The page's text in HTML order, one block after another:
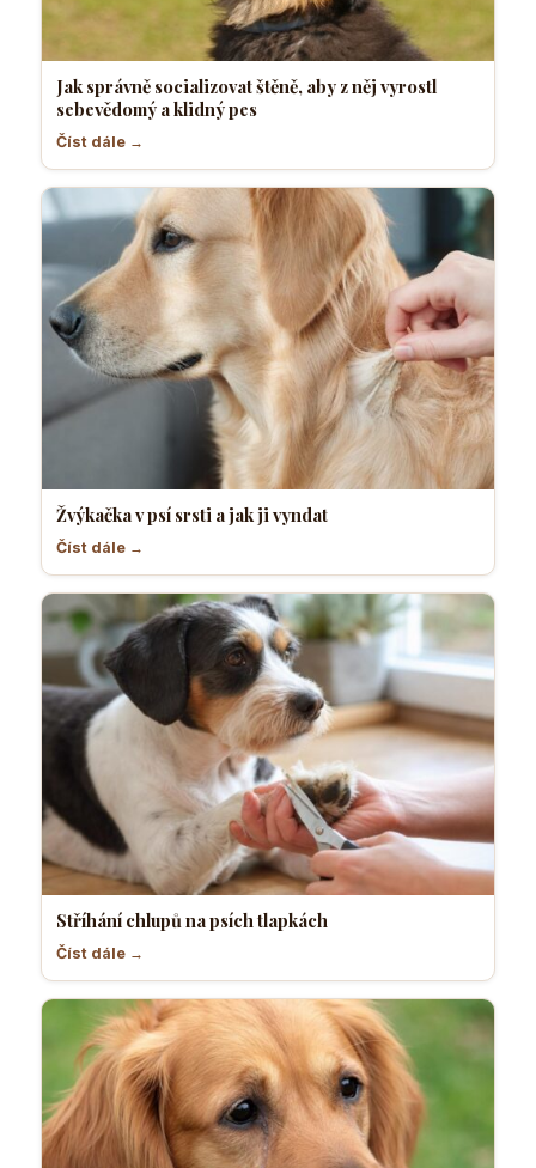
Jak správně socializovat štěně, aby z něj vyrostl
sebevědomý a klidný pes
Číst dále →
Žvýkačka v psí srsti a jak ji vyndat
Číst dále →
Stříhání chlupů na psích tlapkách
Číst dále →